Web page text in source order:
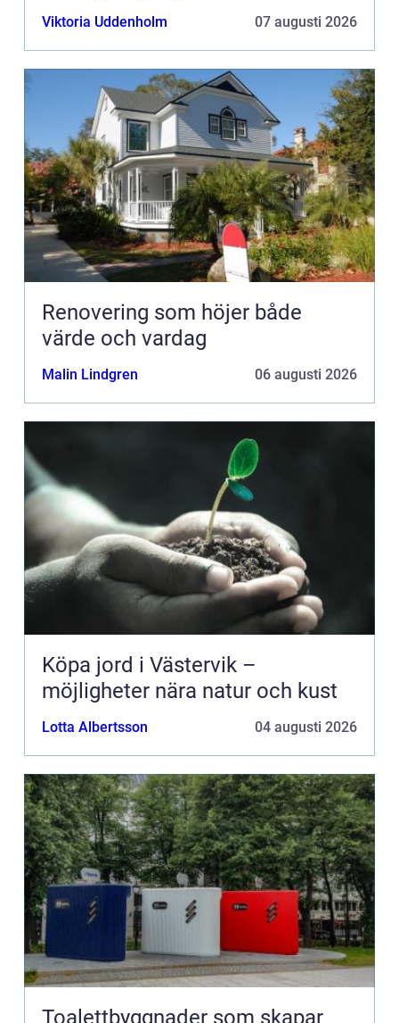
Viktoria Uddenholm 07 augusti 2026
Renovering som höjer både
värde och vardag
Malin Lindgren 06 augusti 2026
Köpa jord i Västervik –
möjligheter nära natur och kust
Lotta Albertsson 04 augusti 2026
Toalettbyggnader som skapar